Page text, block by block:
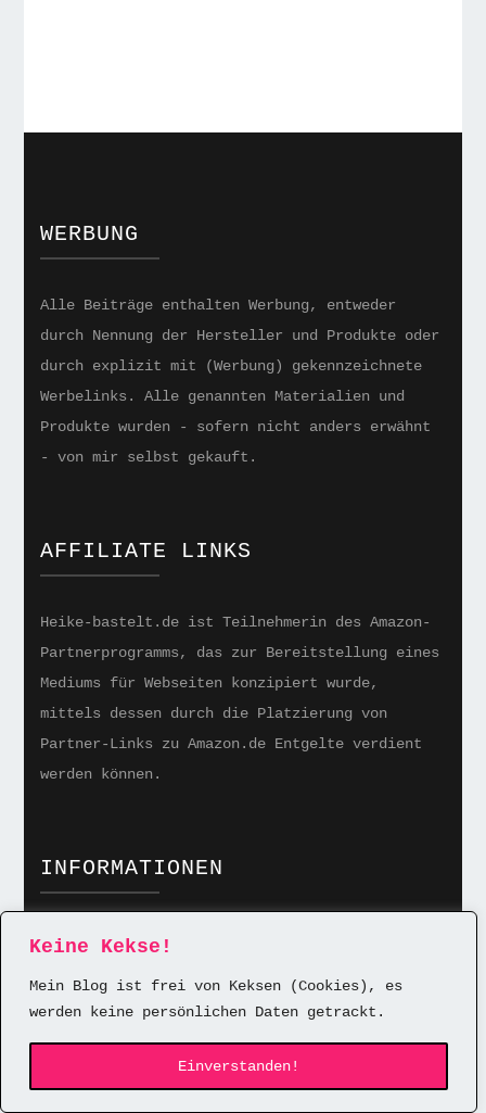
Keine Kekse!
Mein Blog ist frei von Keksen (Cookies), es
werden keine persönlichen Daten getrackt.
Einverstanden!
WERBUNG
Alle Beiträge enthalten Werbung, entweder
durch Nennung der Hersteller und Produkte oder
durch explizit mit (Werbung) gekennzeichnete
Werbelinks. Alle genannten Materialien und
Produkte wurden - sofern nicht anders erwähnt
- von mir selbst gekauft.
AFFILIATE LINKS
Heike-bastelt.de ist Teilnehmerin des Amazon-
Partnerprogramms, das zur Bereitstellung eines
Mediums für Webseiten konzipiert wurde,
mittels dessen durch die Platzierung von
Partner-Links zu Amazon.de Entgelte verdient
werden können.
INFORMATIONEN
FAQ
Datenschutz